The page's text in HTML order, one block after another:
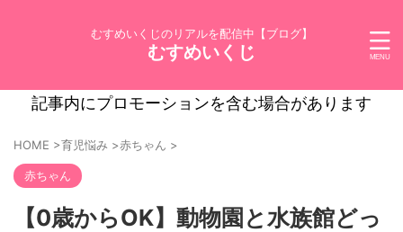
むすめいくじのリアルを配信中【ブログ】
むすめいくじ
記事内にプロモーションを含む場合があります
HOME >育児悩み >赤ちゃん >
赤ちゃん
【0歳からOK】動物園と水族館どっ